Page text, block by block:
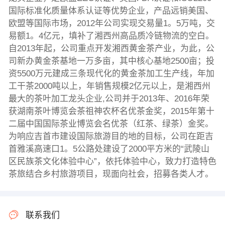
国际标准化质量体系认证等优势企业，产品远销美国、
欧盟等国际市场，2012年公司实现交易量1。5万吨，交
易额1。4亿元，填补了湘西州高品质冷链物流的空白。
自2013年起，公司重点开发湘西黄金茶产业，为此，公
司新办黄金茶基地一万多亩，其中核心基地2500亩；投
资5500万元建成三条现代化的黄金茶加工生产线，年加
工干茶2000吨以上，年销售规模2亿元以上，是湘西州
最大的茶叶加工龙头企业,公司并于2013年、2016年荣
获湖南茶叶博览会茶祖神农杯名优茶金奖，2015年第十
二届中国国际茶业博览会名优茶（红茶、绿茶）金奖。
为响应吉首市建设国际旅游目的地的目标，公司在距吉
首雅溪高速口1。5公路处建设了2000平方米的“武陵山
区民族茶文化体验中心”，依托体验中心，致力打造特色
茶旅结合乡村旅游项目，现面向社会，招募各类人才。
联系我们